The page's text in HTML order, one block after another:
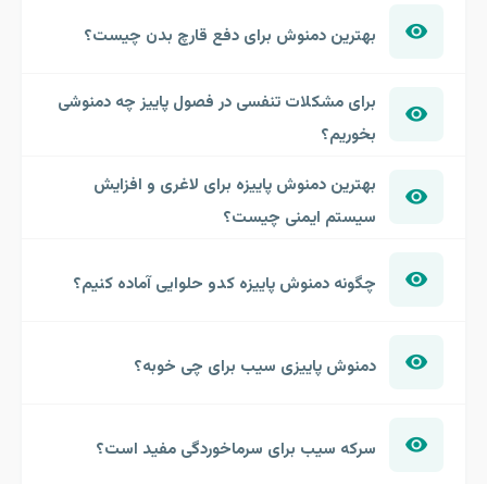
بهترین دمنوش برای دفع قارچ بدن چیست؟
برای مشکلات تنفسی در فصول پاییز چه دمنوشی
بخوریم؟
بهترین دمنوش پاییزه برای لاغری و افزایش
سیستم ایمنی چیست؟
چگونه دمنوش پاییزه کدو حلوایی آماده کنیم؟
دمنوش پاییزی سیب برای چی خوبه؟
سرکه سیب برای سرماخوردگی مفید است؟